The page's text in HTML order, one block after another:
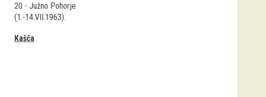
20 - Južno Pohorje
(1.-14.VII.1963).
Kašča